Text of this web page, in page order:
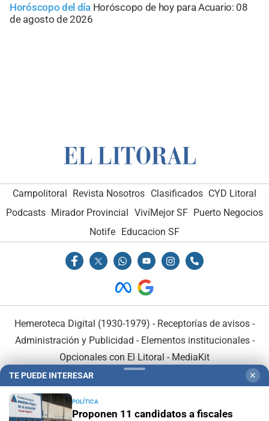
Horóscopo del día Horóscopo de hoy para Acuario: 08
de agosto de 2026
Campolitoral Revista Nosotros Clasificados CYD Litoral
Podcasts Mirador Provincial VivíMejor SF Puerto Negocios
Notife Educacion SF
Hemeroteca Digital (1930-1979) - Receptorías de avisos -
Administración y Publicidad - Elementos institucionales-
Opcionales con El Litoral - MediaKit
TE PUEDE INTERESAR ✕
POLÍTICA
Proponen 11 candidatos a fiscales